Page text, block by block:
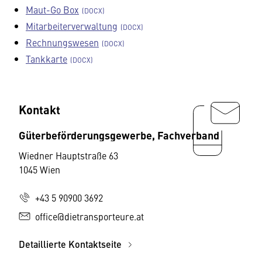
Maut-Go Box
Mitarbeiterverwaltung
Rechnungswesen
Tankkarte
Kontakt
Güterbeförderungsgewerbe, Fachverband
Wiedner Hauptstraße 63
1045 Wien
+43 5 90900 3692
office@dietransporteure.at
Detaillierte Kontaktseite